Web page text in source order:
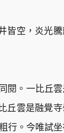
皆空，炎光騰
閱。一比丘雲
丘雲是融覺寺
行。今唯試坐